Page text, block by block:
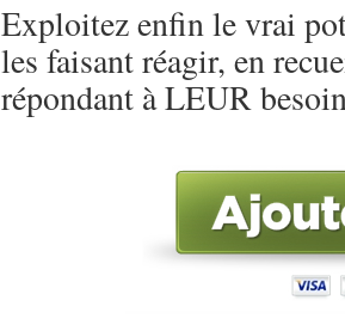
Exploitez enfin le vrai
les faisant réagir, en
répondant à LEUR